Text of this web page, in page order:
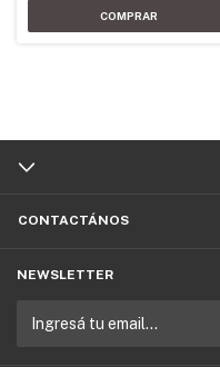
CONTACTÁNOS
NEWSLETTER